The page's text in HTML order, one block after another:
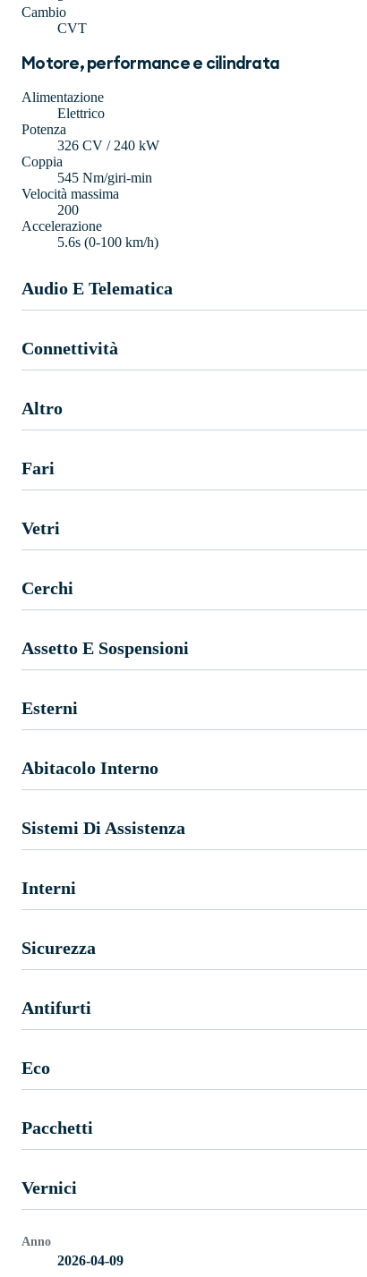
Cambio
CVT
Motore, performance e cilindrata
Alimentazione
Elettrico
Potenza
326 CV / 240 kW
Coppia
545 Nm/giri-min
Velocità massima
200
Accelerazione
5.6s (0-100 km/h)
Audio E Telematica
Connettività
Altro
Fari
Vetri
Cerchi
Assetto E Sospensioni
Esterni
Abitacolo Interno
Sistemi Di Assistenza
Interni
Sicurezza
Antifurti
Eco
Pacchetti
Vernici
Anno
2026-04-09